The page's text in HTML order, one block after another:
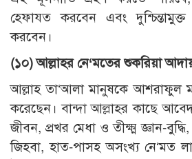
হেফাযত করবেন এবং দুশ্চিন্তামুক্ত
করবেন।
(১০) আল্লাহর নে‘মতের শুকরিয়া
আল্লাহ তা‘আলা মানুষকে আশরাফুল
করেছেন। বান্দা আল্লাহর কাছে
জীবন, প্রখর মেধা ও তীক্ষ্ম জ্ঞান-
জিহবা, হাত-পাসহ অসংখ্য নে‘মত